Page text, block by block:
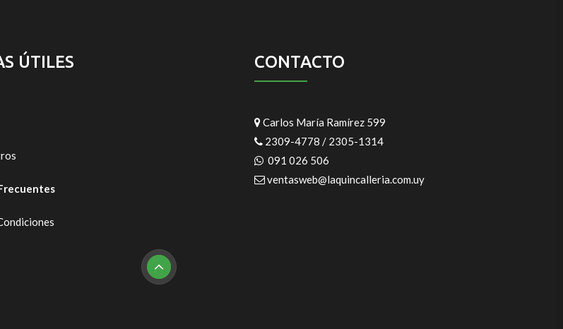
ÚTILES CONTACTO
Carlos María Ramírez 599
2309-4778 / 2305-1314
091 026 506
ventasweb@laquincalleria.com.uy